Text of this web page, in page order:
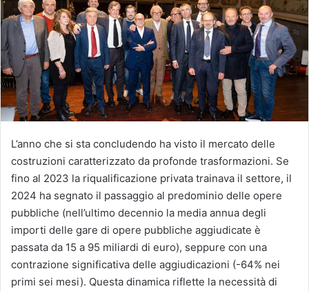
L’anno che si sta concludendo ha visto il mercato delle
costruzioni caratterizzato da profonde trasformazioni. Se
fino al 2023 la riqualificazione privata trainava il settore, il
2024 ha segnato il passaggio al predominio delle opere
pubbliche (nell’ultimo decennio la media annua degli
importi delle gare di opere pubbliche aggiudicate è
passata da 15 a 95 miliardi di euro), seppure con una
contrazione significativa delle aggiudicazioni (-64% nei
primi sei mesi). Questa dinamica riflette la necessità di